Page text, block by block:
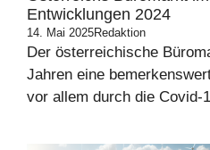
Entwicklungen 2024
14. Mai 2025Redaktion
Der österreichische
Jahren eine
vor allem durch die Covid-